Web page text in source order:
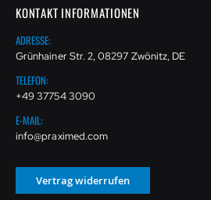
KONTAKT INFORMATIONEN
ADRESSE:
Grünhainer Str. 2, 08297 Zwönitz, DE
TELEFON:
+49 37754 3090
E-MAIL:
info@praximed.com
Vertrag widerrufen